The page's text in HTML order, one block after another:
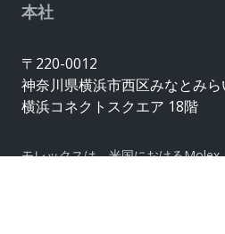
本社
〒220-0012
神奈川県横浜市西区みなとみ
横浜コネクトスクエア 18階
モレックスは、米国における